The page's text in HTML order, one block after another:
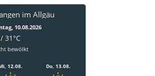
im Allgäu
10.08.2026
31°C
bewölkt
12.08. Do, 13.08.